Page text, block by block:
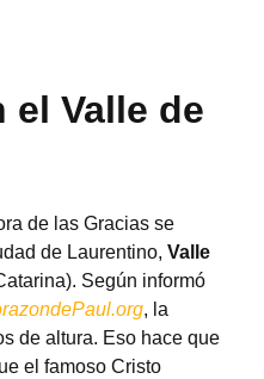
el Valle de
de las Gracias se
de Laurentino, Valle
Según informó
, la
de altura. Eso hace que
el famoso Cristo